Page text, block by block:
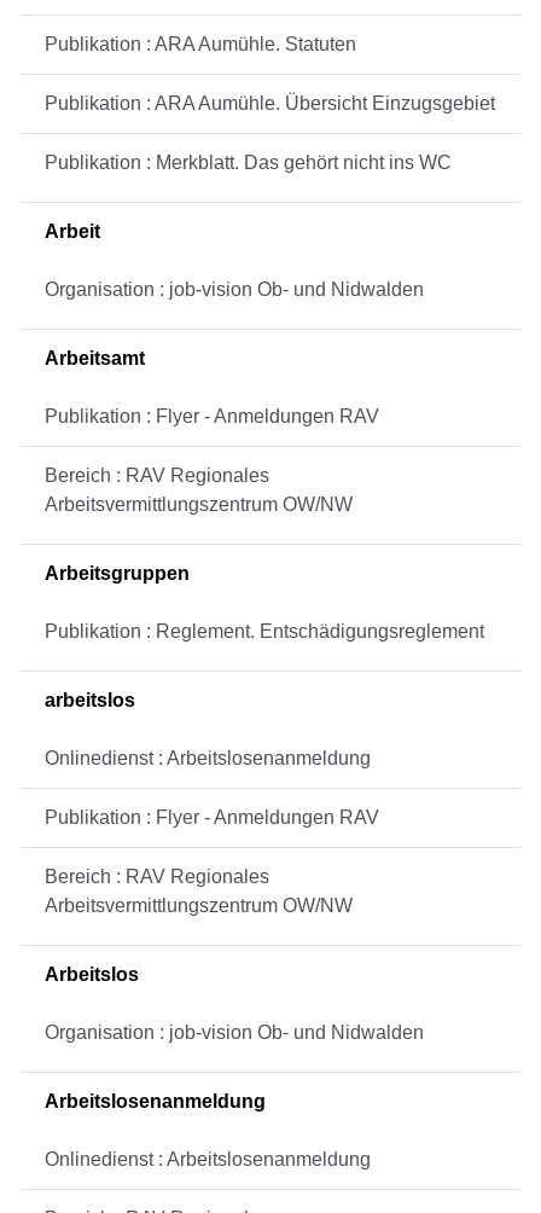
Publikation : ARA Aumühle. Statuten
Publikation : ARA Aumühle. Übersicht Einzugsgebiet
Publikation : Merkblatt. Das gehört nicht ins WC
Arbeit
Organisation : job-vision Ob- und Nidwalden
Arbeitsamt
Publikation : Flyer - Anmeldungen RAV
Bereich : RAV Regionales
Arbeitsvermittlungszentrum OW/NW
Arbeitsgruppen
Publikation : Reglement. Entschädigungsreglement
arbeitslos
Onlinedienst : Arbeitslosenanmeldung
Publikation : Flyer - Anmeldungen RAV
Bereich : RAV Regionales
Arbeitsvermittlungszentrum OW/NW
Arbeitslos
Organisation : job-vision Ob- und Nidwalden
Arbeitslosenanmeldung
Onlinedienst : Arbeitslosenanmeldung